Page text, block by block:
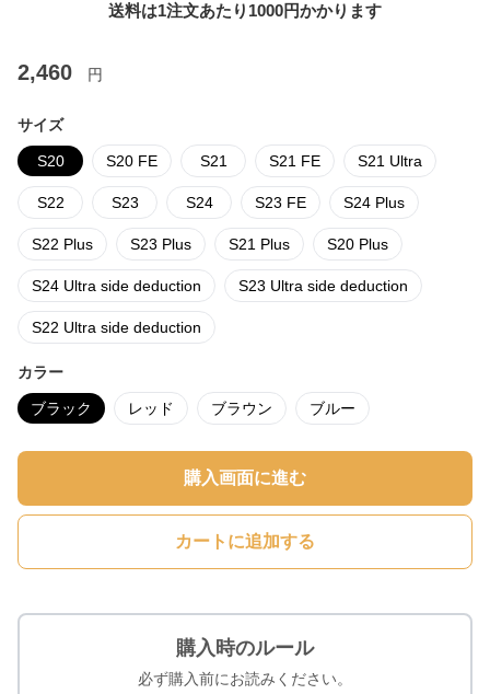
送料は1注文あたり 1000円かかります
2,460 円
サイズ
S20 S20 FE S21 S21 FE S21 Ultra
S22 S23 S24 S23 FE S24 Plus
S22 Plus S23 Plus S21 Plus S20 Plus
S24 Ultra side deduction S23 Ultra side deduction
S22 Ultra side deduction
カラー
ブラック レッド ブラウン ブルー
購入画面に進む
カートに追加する
購入時のルール
必ず購入前にお読みください。